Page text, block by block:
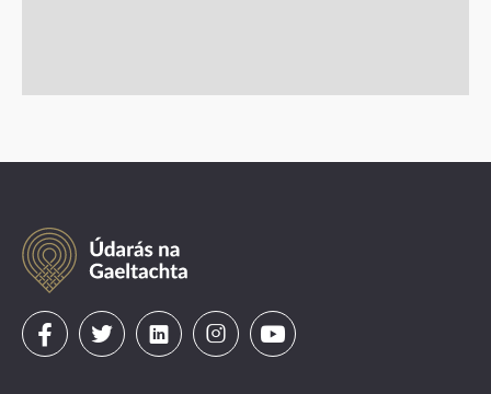
Údarás
na
Gaeltachta
VisitVisitVisitVisitVisit